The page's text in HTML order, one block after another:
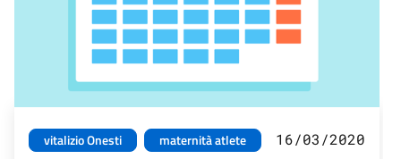
vitalizio Onesti
maternità atlete
16/03/2020